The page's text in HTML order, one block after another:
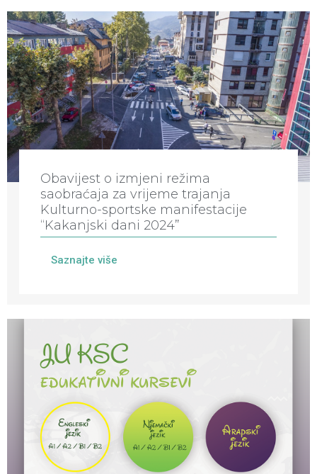
Obavijest o izmjeni režima
saobraćaja za vrijeme trajanja
Kulturno-sportske manifestacije
“Kakanjski dani 2024”
Saznajte više